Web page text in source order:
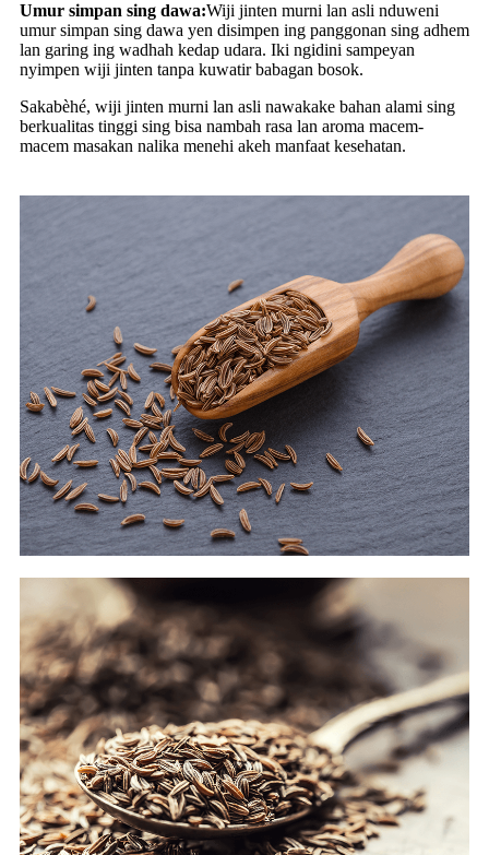
Umur simpan sing dawa:Wiji jinten murni lan asli nduweni
umur simpan sing dawa yen disimpen ing panggonan sing adhem
lan garing ing wadhah kedap udara. Iki ngidini sampeyan
nyimpen wiji jinten tanpa kuwatir babagan bosok.
Sakabèhé, wiji jinten murni lan asli nawakake bahan alami sing
berkualitas tinggi sing bisa nambah rasa lan aroma macem-
macem masakan nalika menehi akeh manfaat kesehatan.